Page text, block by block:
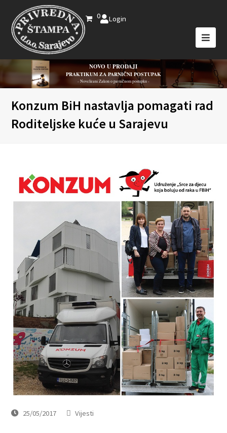
0 Login
NOVO U PRODAJI
PRAKTIKUM ZA PARNIČNI POSTUPAK
- Novelirani Zakon o parničnom postupku -
Konzum BiH nastavlja pomagati rad
Roditeljske kuće u Sarajevu
25/05/2017 Vijesti